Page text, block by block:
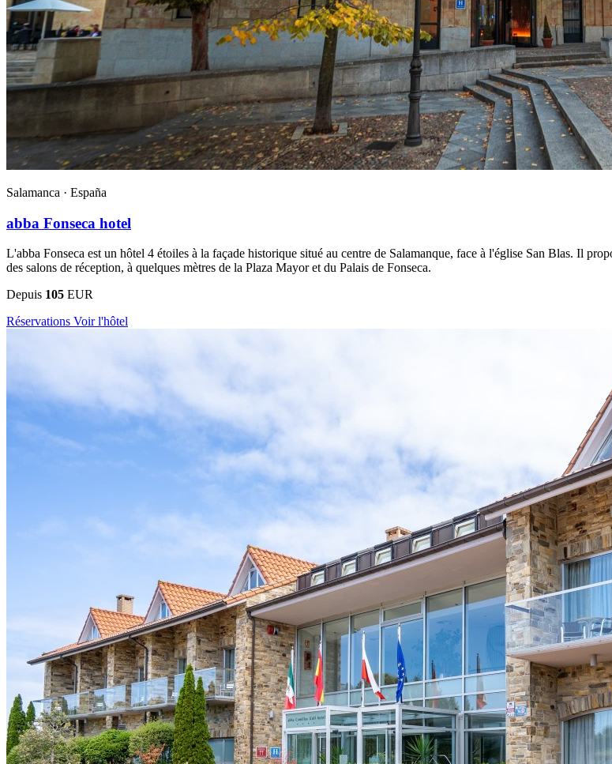
Salamanca · España
abba Fonseca hotel
L'abba Fonseca est un hôtel 4 étoiles à la façade historique situé au centre de Salamanque, face à l'église San Blas. Il
des salons de réception, à quelques mètres de la Plaza Mayor et du Palais de Fonseca.
Depuis 105 EUR
Réservations Voir l'hôtel